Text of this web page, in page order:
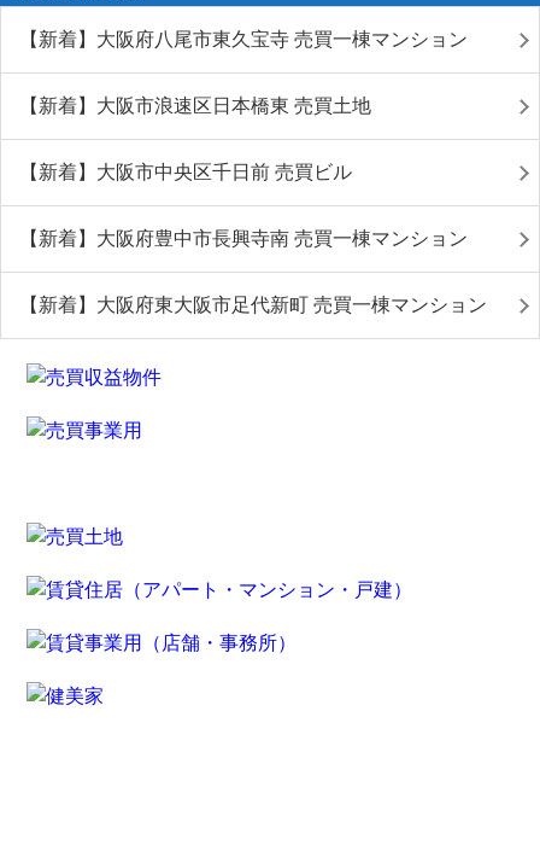
【新着】大阪府八尾市東久宝寺 売買一棟マンション
【新着】大阪市浪速区日本橋東 売買土地
【新着】大阪市中央区千日前 売買ビル
【新着】大阪府豊中市長興寺南 売買一棟マンション
【新着】大阪府東大阪市足代新町 売買一棟マンション